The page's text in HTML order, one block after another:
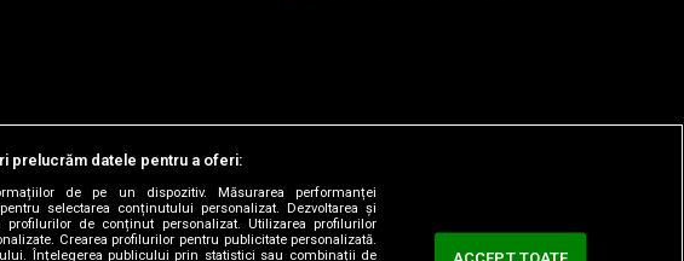
prelucrăm datele pentru a oferi:
de pe un dispozitiv. Măsurarea performanței
selectarea conținutului personalizat. Dezvoltarea și
profilurilor de conținut personalizat. Utilizarea profilurilor
Crearea profilurilor pentru publicitate personalizată.
Înțelegerea publicului prin statistici sau combinații de